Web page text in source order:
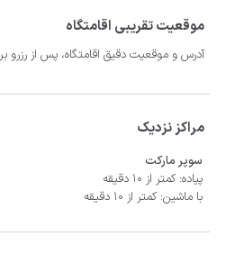
موقعیت تقریبی اقامتگاه
آدرس و موقعیت دقیق اقامتگاه، پس از رزرو
مراکز نزدیک
سوپر مارکت
پیاده: کمتر از 10 دقیقه
با ماشین: کمتر از 10 دقیقه